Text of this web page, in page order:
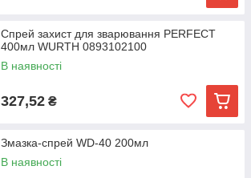
Спрей захист для зварювання PERFECT
400мл WURTH 0893102100
В наявності
327,52 ₴
Змазка-спрей WD-40 200мл
В наявності